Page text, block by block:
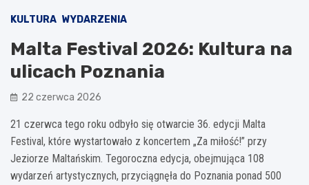
KULTURA WYDARZENIA
Malta Festival 2026: Kultura na
ulicach Poznania
22 czerwca 2026
21 czerwca tego roku odbyło się otwarcie 36. edycji Malta
Festival, które wystartowało z koncertem „Za miłość!” przy
Jeziorze Maltańskim. Tegoroczna edycja, obejmująca 108
wydarzeń artystycznych, przyciągnęła do Poznania ponad 500